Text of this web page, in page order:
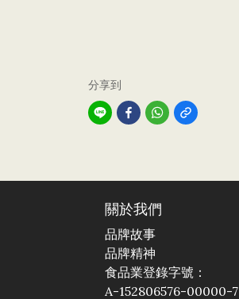
分享到
關於我們
品牌故事
品牌精神
食品業登錄字號：
A-152806576-00000-7